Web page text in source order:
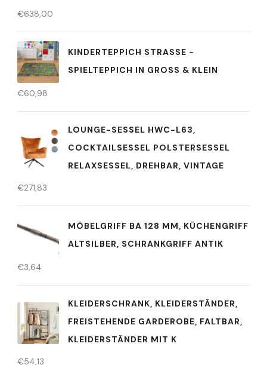
€638,00
KINDERTEPPICH STRASSE - S
PIELTEPPICH IN GROSS & KLEIN
€60,98
LOUNGE-SESSEL HWC-L63,
COCKTAILSESSEL POLSTERSESSEL
RELAXSESSEL, DREHBAR, VINTAGE
€271,83
MÖBELGRIFF BA 128 MM, KÜCHENGRIFF
ALTSILBER, SCHRANKGRIFF ANTIK
€3,64
KLEIDERSCHRANK, KLEIDERSTÄNDER,
FREISTEHENDE GARDEROBE, FALTBAR,
KLEIDERSTÄNDER MIT K
€54,13